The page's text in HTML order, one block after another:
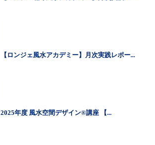
【ロンジェ風水アカデミー】月次実践レポー...
2025年度 風水空間デザイン®講座 【...